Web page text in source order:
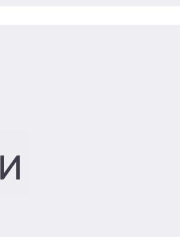
129)
153)
ООО